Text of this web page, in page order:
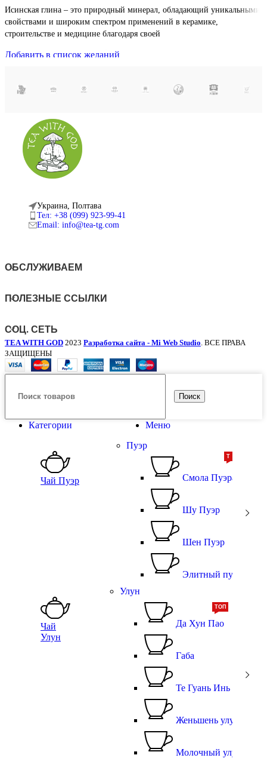
Исинская глина – это природный минерал, обладающий уникальными
свойствами и широким спектром применений в керамике,
строительстве и медицине благодаря своей
Добавить в список желаний
Украина, Полтава
Тел: +38 (099) 923-99-41
Email: info@tea-tg.com
ОБСЛУЖИВАЕМ
ПОЛЕЗНЫЕ ССЫЛКИ
СОЦ. СЕТЬ
TEA WITH GOD 2023 Разработка сайта - Mi Web Studio . ВСЕ ПРАВА
ЗАЩИЩЕНЫ
Поиск
Меню
Категории
Чай Пуэр
Пуэр
Смола Пуэра
ТОП
Шу Пуэр
Шен Пуэр
Элитный пуэр
Чай
Улун
Улун
Да Хун Пао
ТОП
Габа
Те Гуань Инь
Женьшень улун
Молочный улун